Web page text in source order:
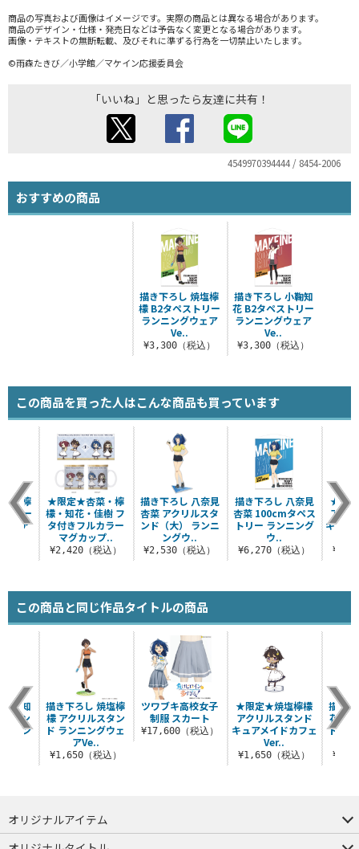
商品の写真および画像はイメージです。実際の商品とは異なる場合があります。
商品のデザイン・仕様・発売日などは予告なく変更となる場合があります。
画像・テキストの無断転載、及びそれに準ずる行為を一切禁止いたします。
©雨森たきび／小学館／マケイン応援委員会
「いいね」と思ったら友達に共有！
4549970394444 / 8454-2006
おすすめの商品
描き下ろし 焼塩檸
檬 B2タペストリー
ランニングウェア
Ve..
¥3,300（税込）
描き下ろし 小鞠知
花 B2タペストリー
ランニングウェア
Ve..
¥3,300（税込）
この商品を買った人はこんな商品も買っています
描き下ろし 八奈見
杏菜 アクリルスタ
ンド（大） ランニ
ングウ..
¥2,530（税込）
描き下ろし 八奈見
杏菜 100cmタペス
トリー ランニング
ウ..
¥6,270（税込）
★限
アク
キュア
塩檸
トリー
ェア
★限定★杏菜・檸
檬・知花・佳樹 フ
タ付きフルカラー
マグカップ..
¥2,420（税込）
この商品と同じ作品タイトルの商品
ツワブキ高校女子
制服 スカート
¥17,600（税込）
★限定★焼塩檸檬
アクリルスタンド
キュアメイドカフェ
Ver..
¥1,650（税込）
描き
花 ア
ド ラ
鞠知
タン
ニン
描き下ろし 焼塩檸
檬 アクリルスタン
ド ランニングウェ
アVe..
¥1,650（税込）
オリジナルアイテム
つままれ
つかまれ
ピョコッテ